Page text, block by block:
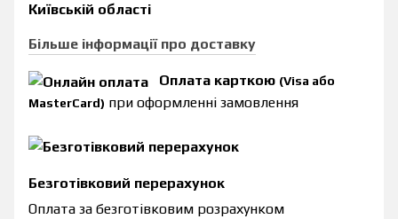
Київській області
Більше інформації про доставку
Оплата карткою (Visa або
MasterCard) при оформленні замовлення
Безготівковий перерахунок
Оплата за безготівковим розрахунком